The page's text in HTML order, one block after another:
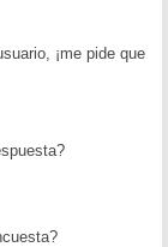
¡me pide que